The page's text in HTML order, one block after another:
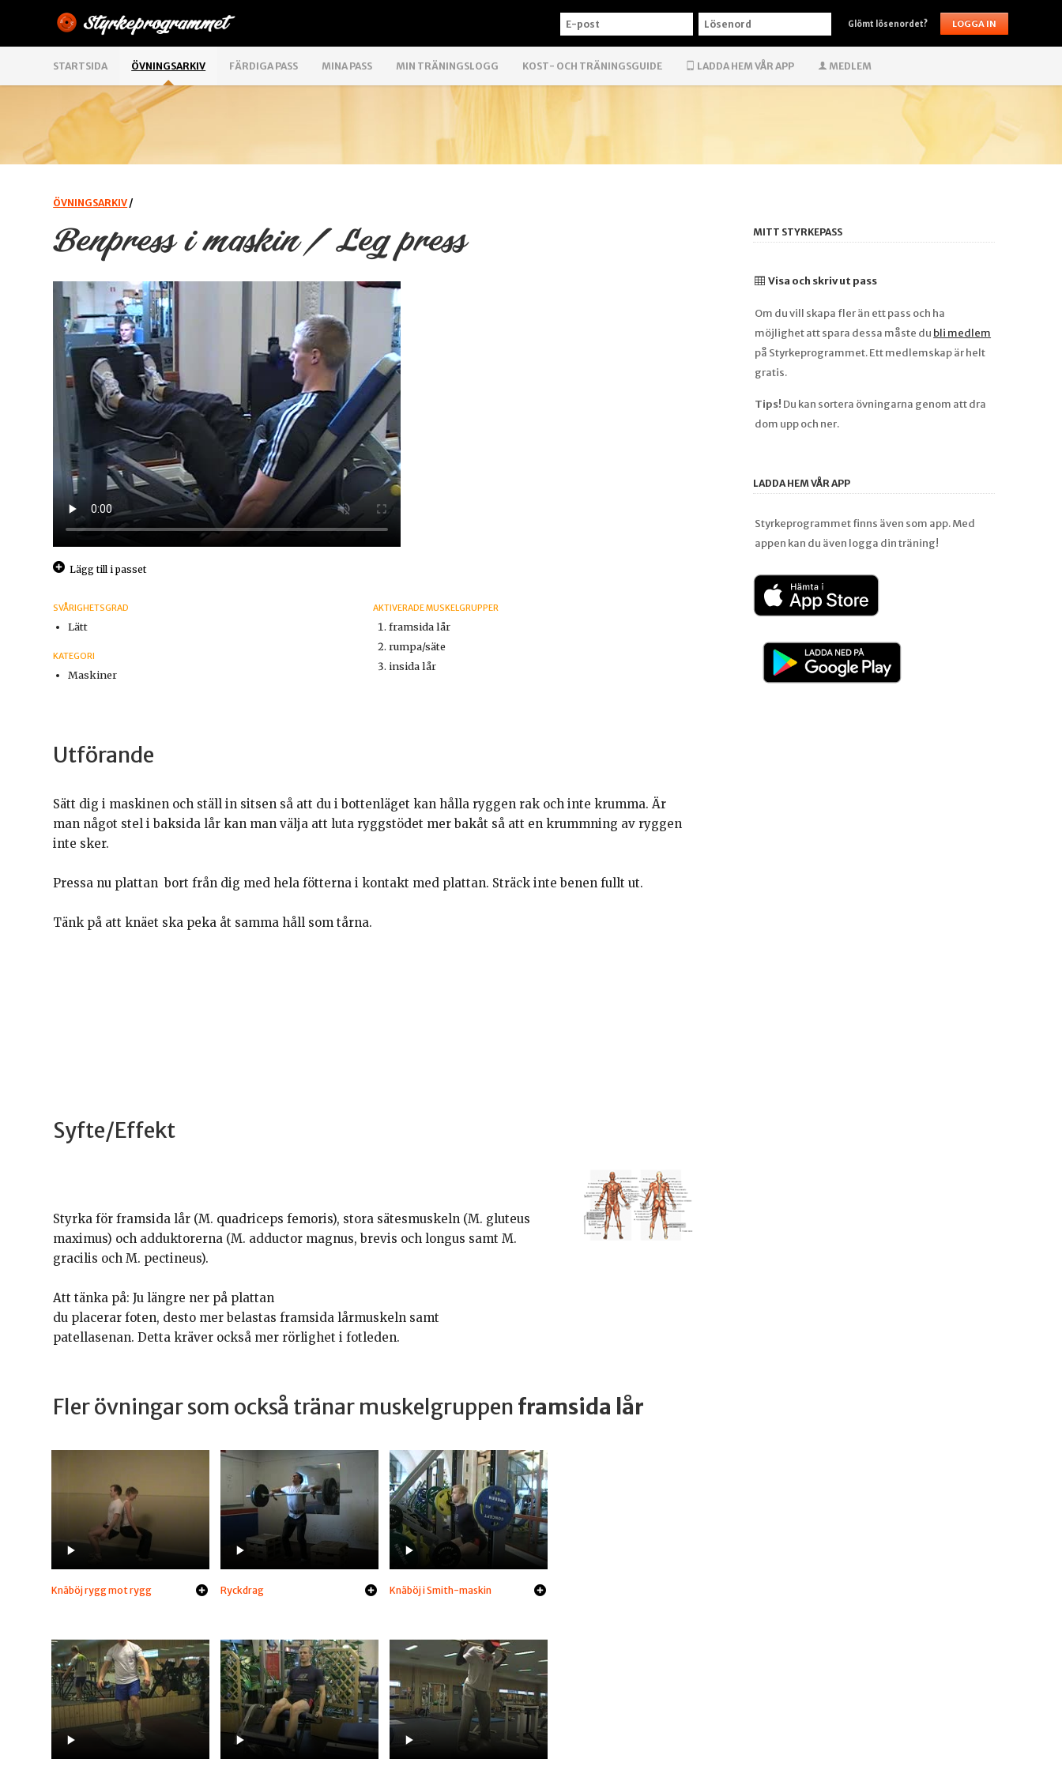
E-
LÖSENORD Glömt lösenordet?
STARTSIDA ÖVNINGSARKIV FÄRDIGA PASS MINA PASS MIN TRÄNINGSLOGG KOST- OCH TRÄNINGSGUIDE LADDA HEM VÅR APP MEDLEM
ÖVNINGSARKIV /
Benpress i maskin / Leg press
Lägg till i passet
SVÅRIGHETSGRAD
Lätt
KATEGORI
Maskiner
AKTIVERADE MUSKELGRUPPER
framsida lår
rumpa/säte
insida lår
Utförande
Sätt dig i maskinen och ställ in sitsen så att du i bottenläget kan hålla ryggen rak och inte krumma. Är
man något stel i baksida lår kan man välja att luta ryggstödet mer bakåt så att en krummning av ryggen
inte sker.
Pressa nu plattan bort från dig med hela fötterna i kontakt med plattan. Sträck inte benen fullt ut.
Tänk på att knäet ska peka åt samma håll som tårna.
Syfte/Effekt
Styrka för framsida lår (M. quadriceps femoris), stora sätesmuskeln (M. gluteus
maximus) och adduktorerna (M. adductor magnus, brevis och longus samt M.
gracilis och M. pectineus).
Att tänka på: Ju längre ner på plattan
du placerar foten, desto mer belastas framsida lårmuskeln samt
patellasenan. Detta kräver också mer rörlighet i fotleden.
Fler övningar som också tränar muskelgruppen framsida lår
Knäböj rygg mot rygg Ryckdrag Knäböj i Smith-maskin
MITT STYRKEPASS
Visa och skriv ut pass
Om du vill skapa fler än ett pass och ha
möjlighet att spara dessa måste du bli medlem
på Styrkeprogrammet. Ett medlemskap är helt
gratis.
Tips! Du kan sortera övningarna genom att dra
dom upp och ner.
LADDA HEM VÅR APP
Styrkeprogrammet finns även som app. Med
appen kan du även logga din träning!